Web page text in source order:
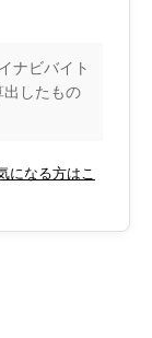
ナビバイト
出したもの
になる方はこ